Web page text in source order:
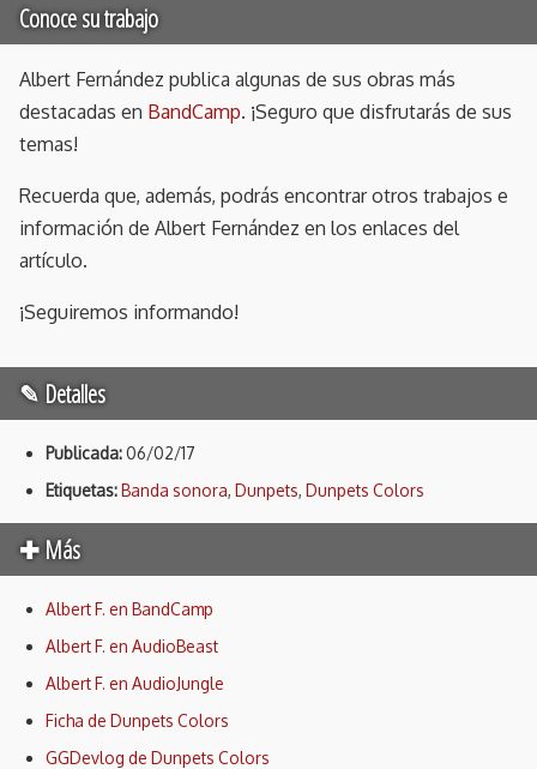
Conoce su trabajo
Albert Fernández publica algunas de sus obras más
destacadas en BandCamp. ¡Seguro que disfrutarás de sus
temas!
Recuerda que, además, podrás encontrar otros trabajos e
información de Albert Fernández en los enlaces del
artículo.
¡Seguiremos informando!
✎ Detalles
Publicada:06/02/17
Etiquetas:Banda sonora, Dunpets, Dunpets Colors
✚ Más
Albert F. en BandCamp
Albert F. en AudioBeast
Albert F. en AudioJungle
Ficha de Dunpets Colors
GGDevlog de Dunpets Colors